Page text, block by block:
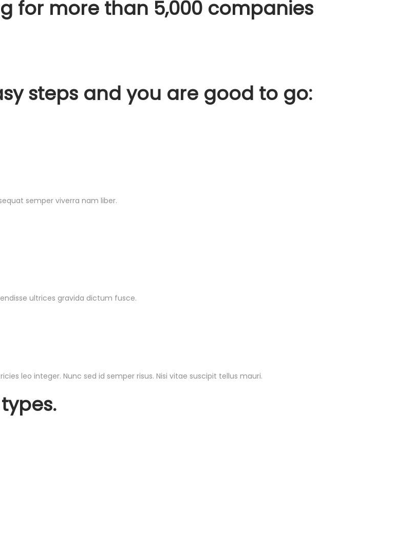
for more than 5,000 companies
steps and you are good to go:
semper viverra nam liber.
ultrices gravida dictum fusce.
leo integer. Nunc sed id semper risus. Nisi vitae suscipit tellus mauri.